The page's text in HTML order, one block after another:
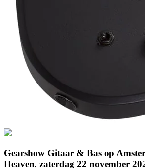
Gearshow Gitaar & Bas op
Heaven, zaterdag 22 november